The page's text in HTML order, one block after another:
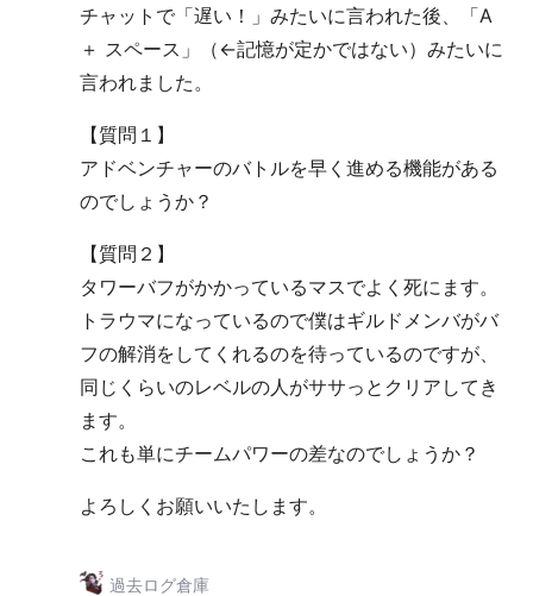
チャットで「遅い！」みたいに言われた後、「A
＋ スペース」（←記憶が定かではない）みたいに
言われました。
【質問１】
アドベンチャーのバトルを早く進める機能がある
のでしょうか？
【質問２】
タワーバフがかかっているマスでよく死にます。
トラウマになっているので僕はギルドメンバがバ
フの解消をしてくれるのを待っているのですが、
同じくらいのレベルの人がササっとクリアしてき
ます。
これも単にチームパワーの差なのでしょうか？
よろしくお願いいたします。
過去ログ倉庫